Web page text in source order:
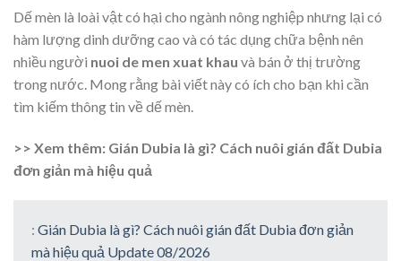
Dế mèn là loài vật có hại cho ngành nông nghiệp nhưng lại có
hàm lượng dinh dưỡng cao và có tác dụng chữa bệnh nên
nhiều người nuoi de men xuat khau và bán ở thị trường
trong nước. Mong rằng bài viết này có ích cho bạn khi cần
tìm kiếm thông tin về dế mèn.
>> Xem thêm: Gián Dubia là gì? Cách nuôi gián đất Dubia
đơn giản mà hiệu quả
: Gián Dubia là gì? Cách nuôi gián đất Dubia đơn giản
mà hiệu quả Update 08/2026